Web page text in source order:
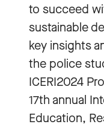
to succeed
sustainable
key insights
the police
ICERI2024
17th annual
Education,